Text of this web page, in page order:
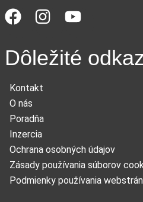
Dôležité
Kontakt
O nás
Poradňa
Inzercia
Ochrana osobných údajov
Zásady používania súborov
Podmienky používania